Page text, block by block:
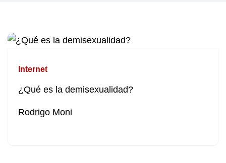
Internet
¿Qué es la demisexualidad?
Rodrigo Moni